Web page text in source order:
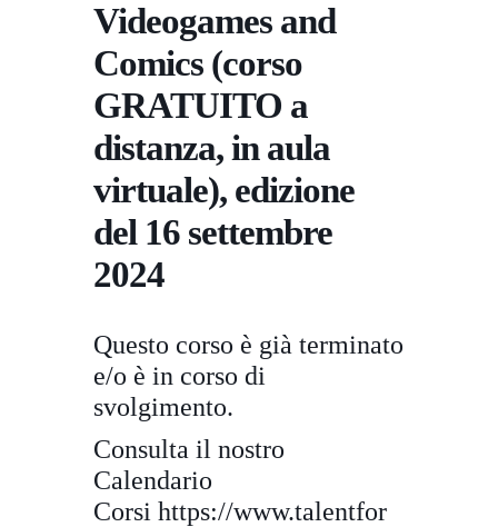
Videogames and
Comics (corso
GRATUITO a
distanza, in aula
virtuale), edizione
del 16 settembre
2024
Questo corso è già terminato
e/o è in corso di
svolgimento.
Consulta il nostro
Calendario
Corsi https://www.talentfor